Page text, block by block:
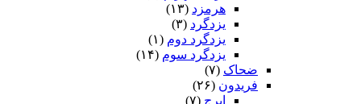
هرمزد (۱۳)
یزدگرد (۳)
یزدگرد دوم (۱)
یزدگرد سوم (۱۴)
ضحاک (۷)
فریدون (۲۶)
ایرج (۷)